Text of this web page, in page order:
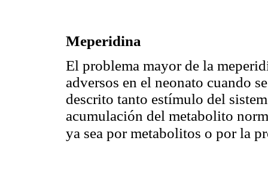
Meperidina
El problema mayor de la
adversos en el neonato cuando
descrito tanto estímulo del
acumulación del metabolito
ya sea por metabolitos o por la